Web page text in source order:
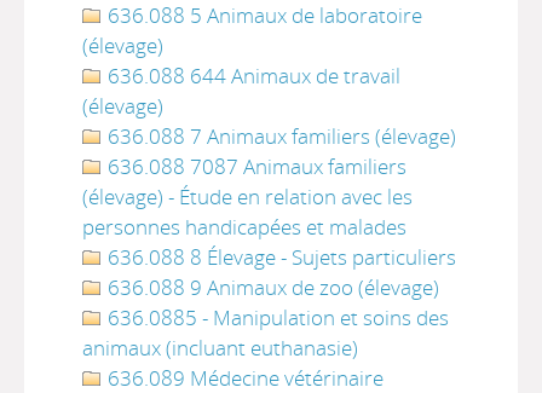
636.088 5 Animaux de laboratoire
(élevage)
636.088 644 Animaux de travail
(élevage)
636.088 7 Animaux familiers (élevage)
636.088 7087 Animaux familiers
(élevage) - Étude en relation avec les
personnes handicapées et malades
636.088 8 Élevage - Sujets particuliers
636.088 9 Animaux de zoo (élevage)
636.0885 - Manipulation et soins des
animaux (incluant euthanasie)
636.089 Médecine vétérinaire